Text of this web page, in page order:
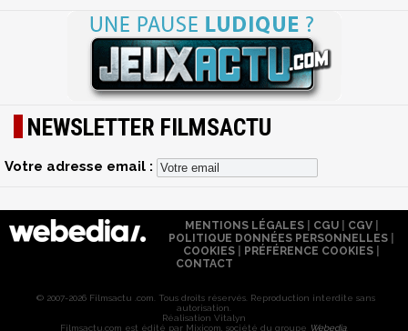
NEWSLETTER FILMSACTU
Votre adresse email :
MENTIONS LÉGALES| CGU| CGV|
POLITIQUE DONNÉES PERSONNELLES
COOKIES
PRÉFÉRENCE COOKIES
CONTACT
© 2007-2026 Filmsactu .com. Tous droits réservés. Reproduction interdite sans
autorisation.
Réalisation Vitalyn
Filmsactu .com est édité par Mixicom, société du groupe Webedia.